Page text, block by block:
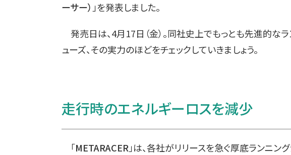
ーサー） 」を発表しました。
発売日は、4月17日（金）。同社史上でもっとも先進的な
ューズ、その実力のほどをチェックしていきましょう。
走行時のエネルギーロスを減少
「METARACER 」は、各社がリリースを急ぐ厚底ランニン